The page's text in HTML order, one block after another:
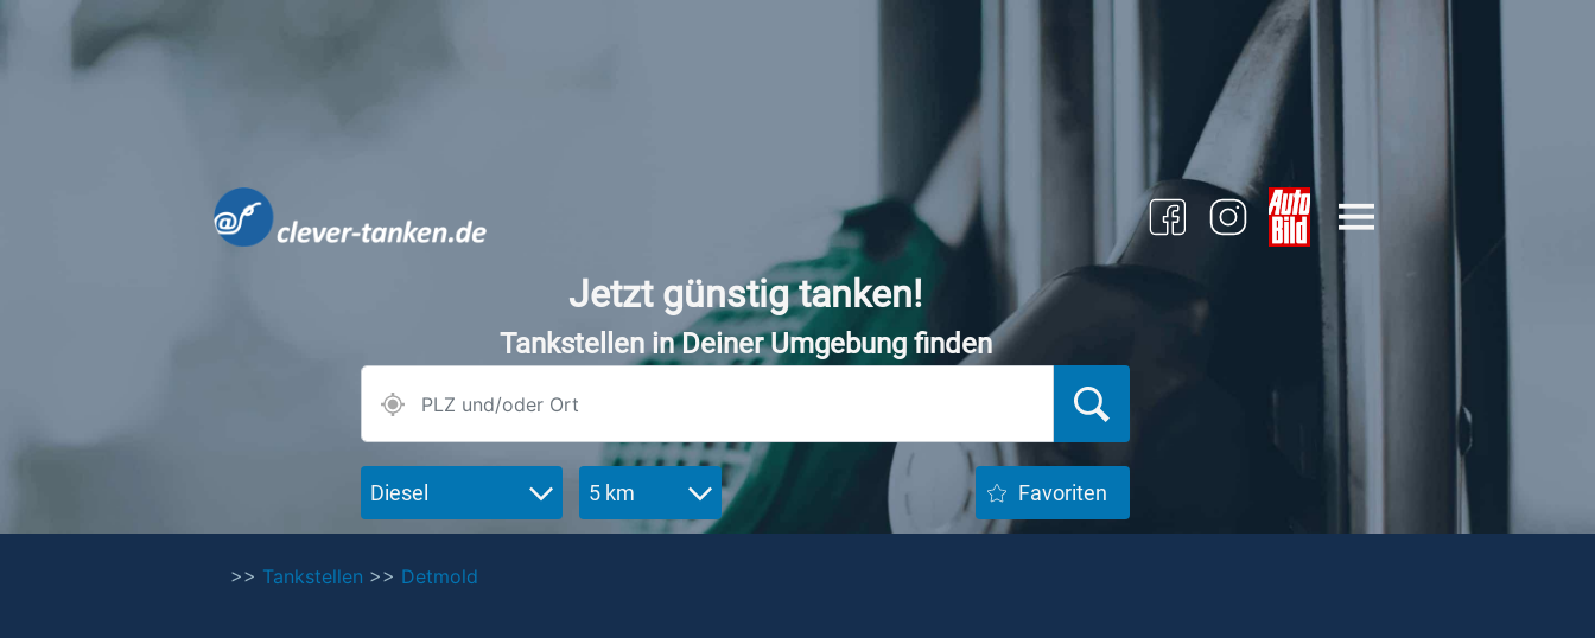
Jetzt günstig tanken!
Tankstellen in Deiner Umgebung finden
Diesel 5 km Favoriten
>> Tankstellen >> Detmold